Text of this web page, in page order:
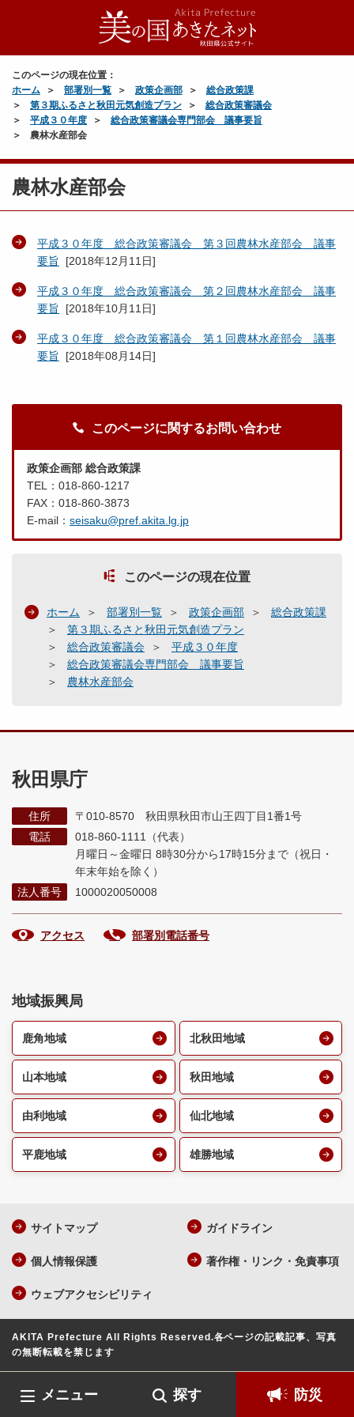
メニュー 探す 防災
このページの現在位置：
ホーム
部署別一覧 政策企画部
総合政策課
第３期ふるさと秋田元気創造プラン
総合政策審議会
平成３０年度
総合政策審議会専門部会 議事要旨
農林水産部会
農林水産部会
平成３０年度 総合政策審議会 第３回農林水産部会 議事
要旨
[2018年12月11日]
平成３０年度 総合政策審議会 第２回農林水産部会 議事
要旨
[2018年10月11日]
平成３０年度 総合政策審議会 第１回農林水産部会 議事
要旨
[2018年08月14日]
このページに関するお問い合わせ
政策企画部 総合政策課
TEL：018-860-1217
FAX：018-860-3873
E-mail： seisaku@pref.akita.lg.jp
このページの現在位置
ホーム 部署別一覧 政策企画部
総合政策課
第３期ふるさと秋田元気創造プラン
総合政策審議会
平成３０年度
総合政策審議会専門部会 議事要旨
農林水産部会
秋田県庁
住所
〒010-8570 秋田県秋田市山王四丁目1番1号
電話
018-860-1111（代表）
月曜日～金曜日 8時30分から17時15分まで （祝日・
年末年始を除く）
法人番号
1000020050008
アクセス 部署別電話番号
地域振興局
鹿角地域 北秋田地域
山本地域 秋田地域
由利地域 仙北地域
平鹿地域 雄勝地域
サイトマップ ガイドライン
個人情報保護 著作権・リンク・免責事項
ウェブアクセシビリティ
AKITA Prefecture All Rights Reserved.各ページの記載記事、写真
の無断転載を禁じます